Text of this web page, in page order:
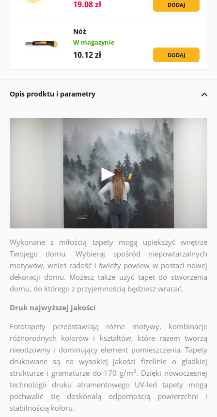
19.08 zł DODAJ
Nóż
W magazynie
10.12 zł DODAJ
Opis prodktu i parametry
Wykonane z miłością tapety mogą upiększyć wnętrze
Twojego domu. Wybieraj spośród niepowtarzalnych
motywów, wnieś radość i świeży powiew w postaci nowej
dekoracji domu. Możesz także użyć tapet do stworzenia
domu, do którego z przyjemnością będziesz wracać.
Druk najwyższej jakości
Fototapety przedstawiają różne motywy, kombinacje
różnorodnych kolorów i kształtów, które razem tworzą
nieodzowny i dominujący element pomieszczenia. Tapety
drukowane są na wysokiej jakości fizelinie o gładkiej
strukturze i gramaturze do 170 g/m2. Dzięki nowoczesnej
technologii druku atramentowego UV-led tapety mogą
pochwalić się doskonałą odpornością powierzchni i
stabilnością koloru.